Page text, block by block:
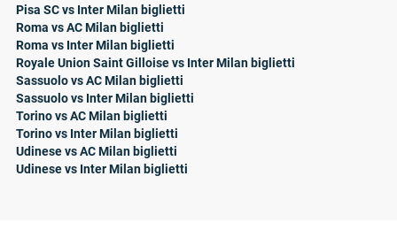
Pisa SC vs Inter Milan biglietti
Roma vs AC Milan biglietti
Roma vs Inter Milan biglietti
Royale Union Saint Gilloise vs Inter Milan biglietti
Sassuolo vs AC Milan biglietti
Sassuolo vs Inter Milan biglietti
Torino vs AC Milan biglietti
Torino vs Inter Milan biglietti
Udinese vs AC Milan biglietti
Udinese vs Inter Milan biglietti